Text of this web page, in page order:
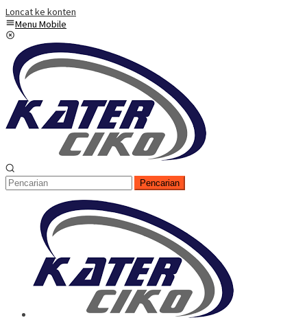
Loncat ke konten
Menu Mobile
Pencarian